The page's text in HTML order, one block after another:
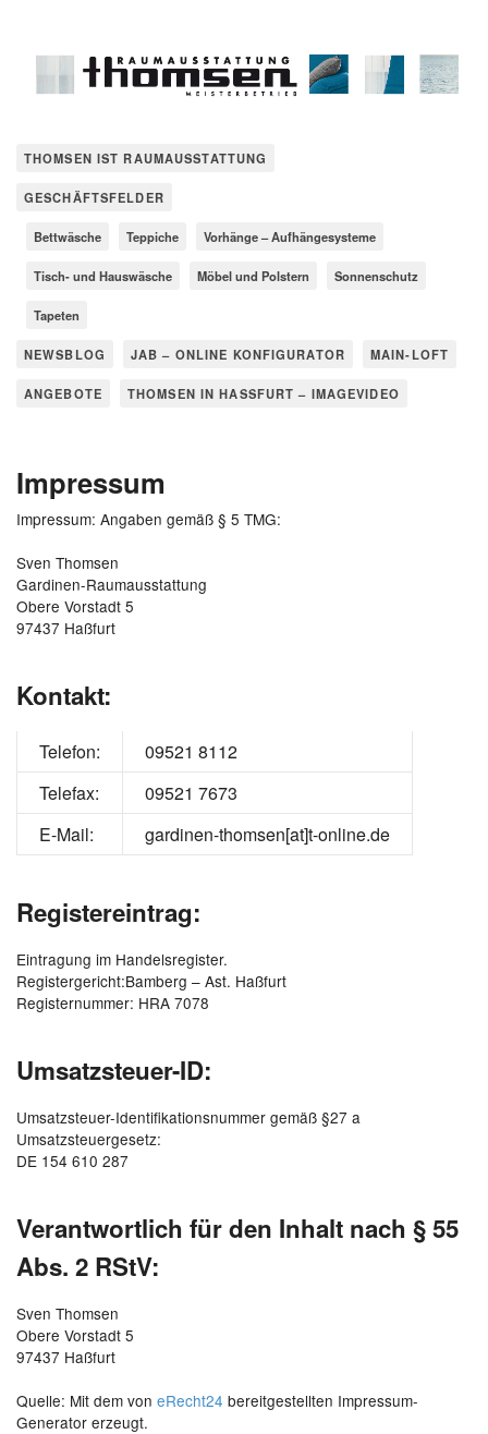
THOMSEN IST RAUMAUSSTATTUNG
GESCHÄFTSFELDER
Bettwäsche Teppiche Vorhänge – Aufhängesysteme
Tisch- und Hauswäsche Möbel und Polstern Sonnenschutz
Tapeten
NEWSBLOG JAB – ONLINE KONFIGURATOR MAIN-LOFT
ANGEBOTE THOMSEN IN HASSFURT – IMAGEVIDEO
Impressum
Impressum: Angaben gemäß § 5 TMG:
Sven Thomsen
Gardinen-Raumausstattung
Obere Vorstadt 5
97437 Haßfurt
Kontakt:
Telefon:
09521 8112
Telefax:
09521 7673
E-Mail:
gardinen-thomsen[at]t-online.de
Registereintrag:
Eintragung im Handelsregister.
Registergericht:Bamberg – Ast. Haßfurt
Registernummer: HRA 7078
Umsatzsteuer-ID:
Umsatzsteuer-Identifikationsnummer gemäß §27 a
Umsatzsteuergesetz:
DE 154 610 287
Verantwortlich für den Inhalt nach § 55
Abs. 2 RStV:
Sven Thomsen
Obere Vorstadt 5
97437 Haßfurt
Quelle: Mit dem von eRecht24 bereitgestellten Impressum-
Generator erzeugt.